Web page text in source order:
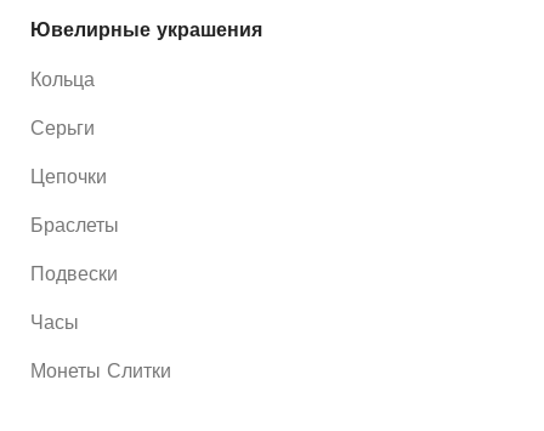
Ювелирные украшения
Кольца
Серьги
Цепочки
Браслеты
Подвески
Часы
Монеты Слитки